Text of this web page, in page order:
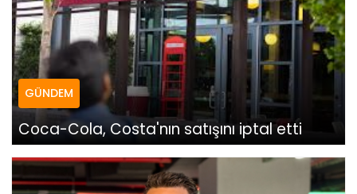
GÜNDEM
Coca-Cola, Costa'nın satışını iptal etti